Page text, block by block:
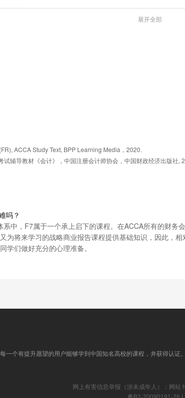
形非流动资产会计的相关知识，具体包括三个准则：一是
面的课程里已经学习过，所以该准则主要是对以前知识点
产与IAS16号准则处理下的房地产项目在会计处理上的差
、厂房与设备
房地产
形资产的确认、计量与报告问题，同时针对实践中争议
报表的学习做一些准备。
值：单一资产减值问题
展开全部
ACCA Study Text, BPP Learning Media，2020.
试辅导教材《会计》，中国注册会计师协会，中国财政经济出版社,
吗？
系中，F7属于一个承上启下的课程。在ACCA所有的财务
为将来学习的战略商业报告课程提供基础知识，因此，
学们做好充分的心理准备。
一个有提升愿望的用户能够学到中国知名高校的课程，并获得认证。
网上有害信息举报（涉未成年人）：网站